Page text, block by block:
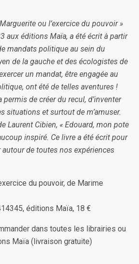
ou l’exercice du pouvoir »
aux éditions Maïa, a été écrit à partir
mandats politique au sein du
de la gauche et des écologistes de
un mandat, être engagée au
ont été de telles aventures !
permis de créer du recul, d’inventer
situations et surtout de m’amuser.
Laurent Cibien, « Edouard, mon pote
inspiré. Ce livre a été écrit pour
autour de toutes nos expériences
du pouvoir, de Marime
éditions Maïa, 18 €
dans toutes les librairies ou
Maïa (livraison gratuite)